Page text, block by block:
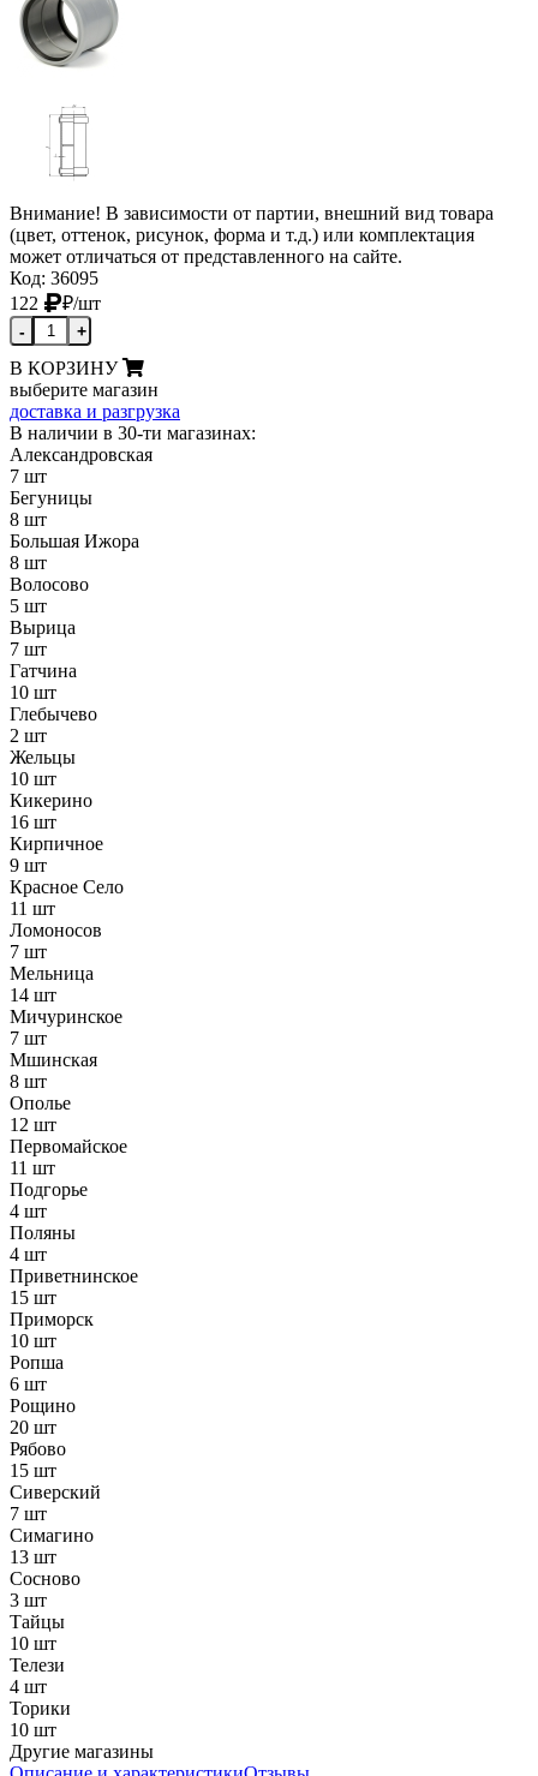
Внимание! В зависимости от партии, внешний вид товара
(цвет, оттенок, рисунок, форма и т.д.) или комплектация
может отличаться от представленного на сайте.
Код: 36095
122
₽/шт
- +
В КОРЗИНУ
выберите магазин
доставка и разгрузка
В наличии в 30-ти магазинах:
Александровская
7 шт
Бегуницы
8 шт
Большая Ижора
8 шт
Волосово
5 шт
Вырица
7 шт
Гатчина
10 шт
Глебычево
2 шт
Жельцы
10 шт
Кикерино
16 шт
Кирпичное
9 шт
Красное Село
11 шт
Ломоносов
7 шт
Мельница
14 шт
Мичуринское
7 шт
Мшинская
8 шт
Ополье
12 шт
Первомайское
11 шт
Подгорье
4 шт
Поляны
4 шт
Приветнинское
15 шт
Приморск
10 шт
Ропша
6 шт
Рощино
20 шт
Рябово
15 шт
Сиверский
7 шт
Симагино
13 шт
Сосново
3 шт
Тайцы
10 шт
Телези
4 шт
Торики
10 шт
Другие магазины